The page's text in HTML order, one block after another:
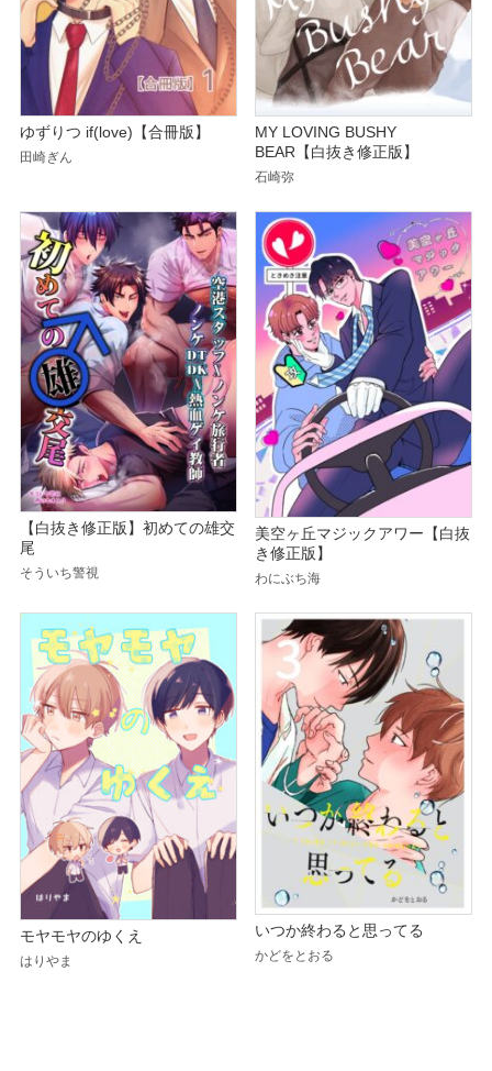
ゆずりつ if(love)【合冊版】
田崎ぎん
MY LOVING BUSHY
BEAR【白抜き修正版】
石崎弥
【白抜き修正版】初めての雄交
尾
そういち警視
美空ヶ丘マジックアワー【白抜
き修正版】
わにぶち海
モヤモヤのゆくえ
はりやま
いつか終わると思ってる
かどをとおる